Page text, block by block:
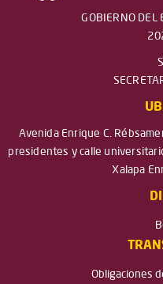
GOBIERNO DEL
Avenida Enrique C.
presidentes y calle
Xalapa
Obligaciones